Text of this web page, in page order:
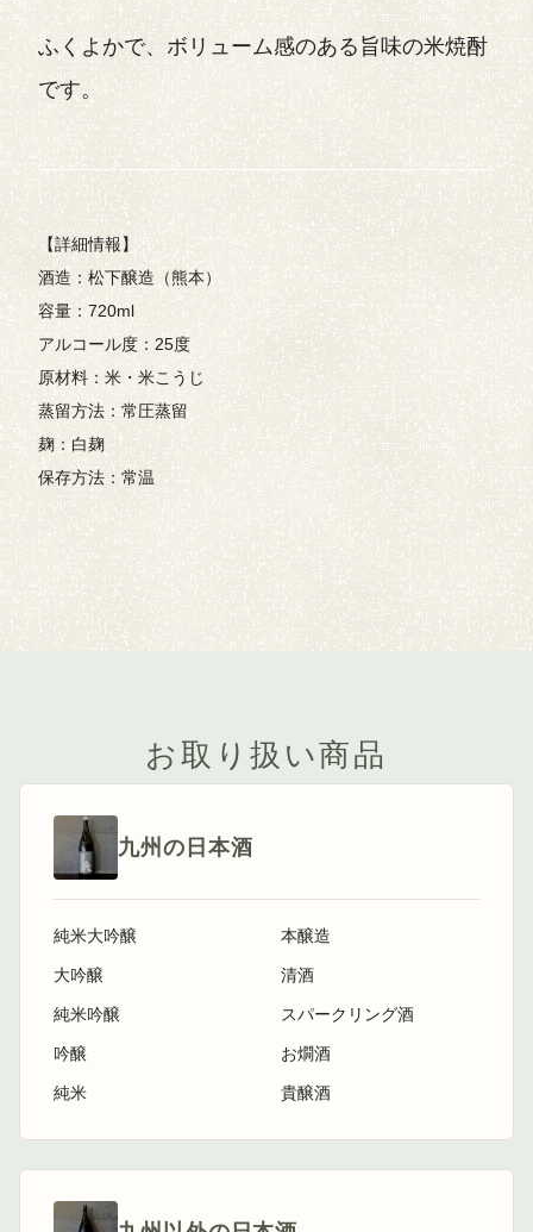
ふくよかで、ボリューム感のある旨味の米焼酎
です。
【詳細情報】
酒造：松下醸造（熊本）
容量：720ml
アルコール度：25度
原材料：米・米こうじ
蒸留方法：常圧蒸留
麹：白麹
保存方法：常温
お取り扱い商品
九州の日本酒
純米大吟醸
大吟醸
純米吟醸
吟醸
純米
本醸造
清酒
スパークリング酒
お燗酒
貴醸酒